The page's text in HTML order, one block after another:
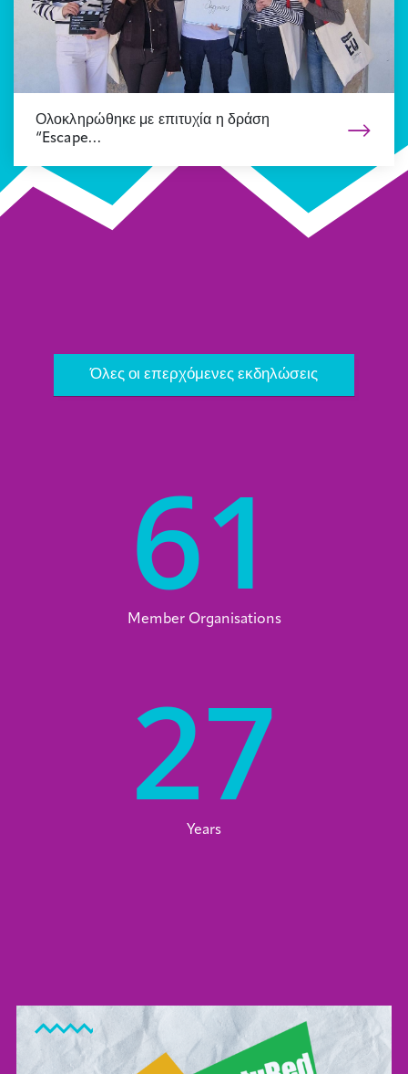
Ολοκληρώθηκε με επιτυχία η δράση
“Escape…
Όλες οι επερχόμενες εκδηλώσεις
61
Member Organisations
27
Years